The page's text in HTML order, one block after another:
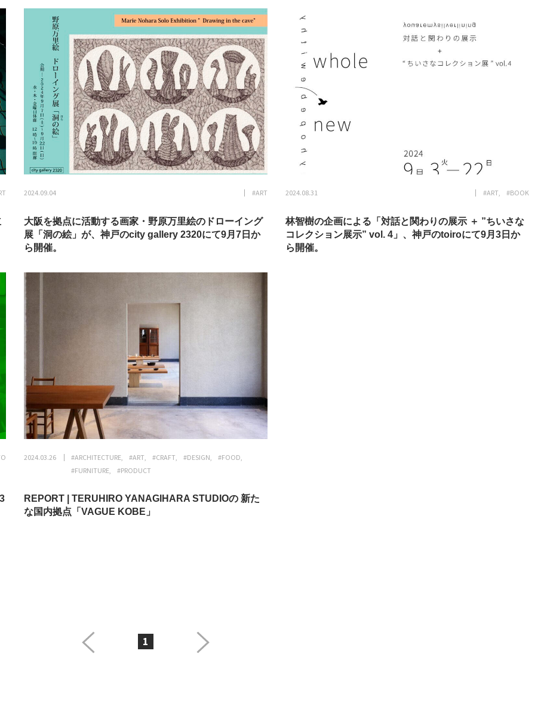
2024.09.04 #ART
大阪を拠点に活動する画家・野原万里絵のドローイング
展「洞の絵」が、神戸のcity gallery 2320にて9月7日か
ら開催。
2024.08.31 #ART #BOOK
林智樹の企画による「対話と関わりの展示 ＋ ”ちいさな
コレクション展示” vol. 4」、神戸のtoiroにて9月3日か
ら開催。
2024.03.26 #ARCHITECTURE #ART #CRAFT #DESIGN
#FOOD
#FURNITURE
#PRODUCT
REPORT | TERUHIRO YANAGIHARA STUDIOの 新た
な国内拠点「VAGUE KOBE」
1